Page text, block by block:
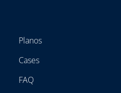
Planos
Cases
FAQ